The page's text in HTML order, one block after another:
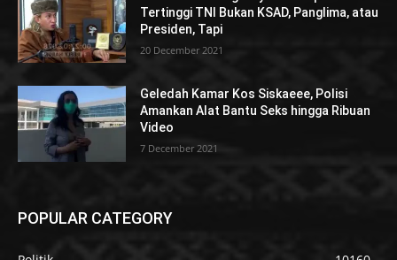
Tertinggi TNI Bukan KSAD, Panglima, atau
Presiden, Tapi
20 December 2021
Geledah Kamar Kos Siskaeee, Polisi
Amankan Alat Bantu Seks hingga Ribuan
Video
7 December 2021
POPULAR CATEGORY